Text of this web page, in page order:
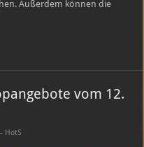
Außerdem können die
vom 12.
HotS